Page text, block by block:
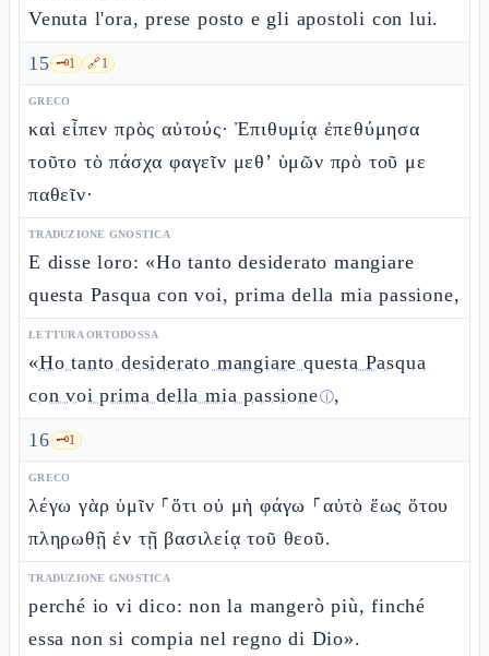
Venuta l'ora, prese posto e gli apostoli con lui.
15 🗝️1 🔗1
GRECO
καὶ εἶπεν πρὸς αὐτούς· Ἐπιθυμίᾳ ἐπεθύμησα
τοῦτο τὸ πάσχα φαγεῖν μεθ’ ὑμῶν πρὸ τοῦ με
παθεῖν·
TRADUZIONE GNOSTICA
E disse loro: «Ho tanto desiderato mangiare
questa Pasqua con voi, prima della mia passione,
LETTURA ORTODOSSA
«Ho tanto desiderato mangiare questa Pasqua
con voi prima della mia passioneⓘ,
16 🗝️1
GRECO
λέγω γὰρ ὑμῖν ⸀ὅτι οὐ μὴ φάγω ⸀αὐτὸ ἕως ὅτου
πληρωθῇ ἐν τῇ βασιλείᾳ τοῦ θεοῦ.
TRADUZIONE GNOSTICA
perché io vi dico: non la mangerò più, finché
essa non si compia nel regno di Dio».